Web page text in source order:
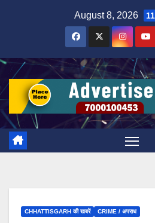
August 8, 2026
CHHATTISGARH की खबरें CRIME / अपराध